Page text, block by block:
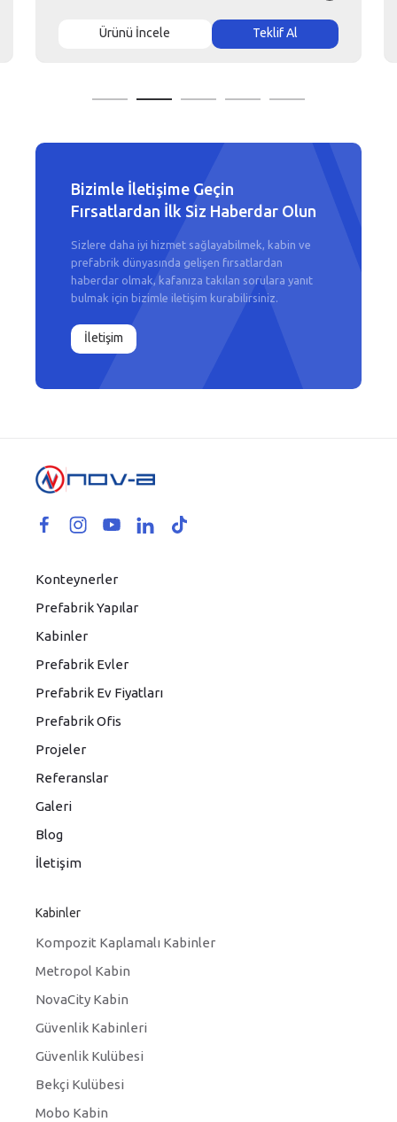
Ürünü İncele Teklif Al
Bizimle İletişime Geçin
Fırsatlardan İlk Siz Haberdar Olun
Sizlere daha iyi hizmet sağlayabilmek, kabin ve
prefabrik dünyasında gelişen fırsatlardan
haberdar olmak, kafanıza takılan sorulara yanıt
bulmak için bizimle iletişim kurabilirsiniz.
İletişim
Konteynerler
Prefabrik Yapılar
Kabinler
Prefabrik Evler
Prefabrik Ev Fiyatları
Prefabrik Ofis
Projeler
Referanslar
Galeri
Blog
İletişim
Kabinler
Kompozit Kaplamalı Kabinler
Metropol Kabin
NovaCity Kabin
Güvenlik Kabinleri
Güvenlik Kulübesi
Bekçi Kulübesi
Mobo Kabin